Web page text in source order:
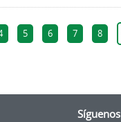
5 6 7 8
Síguenos